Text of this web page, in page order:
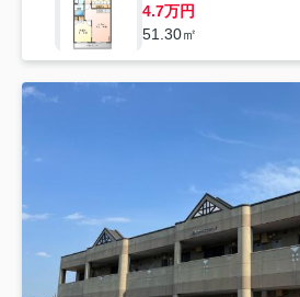
4.7万円
51.30㎡